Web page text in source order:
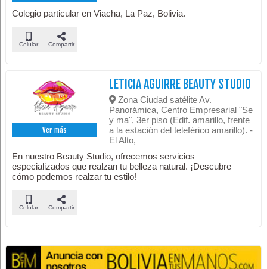
Colegio particular en Viacha, La Paz, Bolivia.
Celular Compartir
Ver más
LETICIA AGUIRRE BEAUTY STUDIO
Zona Ciudad satélite Av.
Panorámica, Centro Empresarial "Se
y ma", 3er piso (Edif. amarillo, frente
a la estación del teleférico amarillo). -
El Alto,
En nuestro Beauty Studio, ofrecemos servicios
especializados que realzan tu belleza natural. ¡Descubre
cómo podemos realzar tu estilo!
Celular Compartir